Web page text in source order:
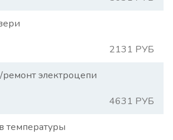
2131 РУБ
ремонт электроцепи
4631 РУБ
температуры